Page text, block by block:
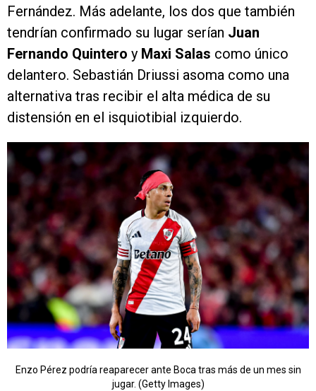
Fernández. Más adelante, los dos que también
tendrían confirmado su lugar serían Juan
Fernando Quintero y Maxi Salas como único
delantero. Sebastián Driussi asoma como una
alternativa tras recibir el alta médica de su
distensión en el isquiotibial izquierdo.
Enzo Pérez podría reaparecer ante Boca tras más de un mes sin
jugar. (Getty Images)